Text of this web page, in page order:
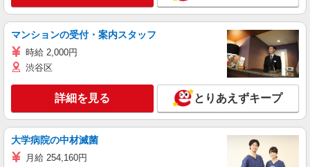
マンションの受付・案内スタッフ
時給 2,000円
渋谷区
詳細を見る とりあえずキープ
大学病院の中材滅菌
月給 254,160円